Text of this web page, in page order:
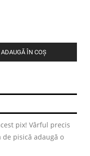
ADAUGĂ ÎN COȘ
pix! Vârful precis
pisică adaugă o